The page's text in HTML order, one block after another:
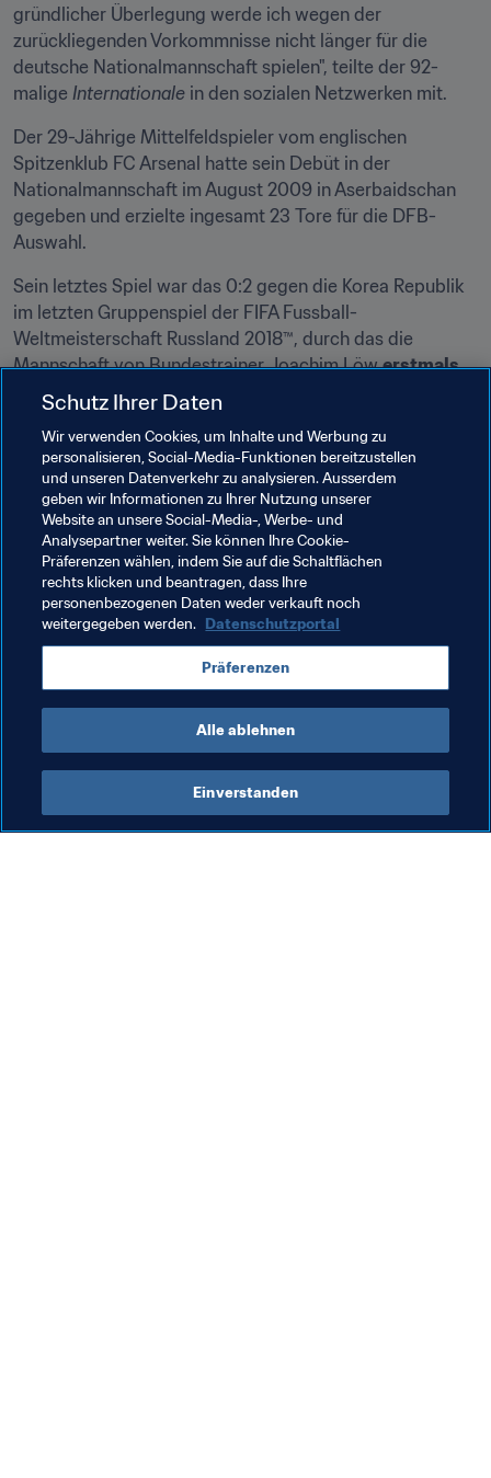
gründlicher Überlegung werde ich wegen der
zurückliegenden Vorkommnisse nicht länger für die
deutsche Nationalmannschaft spielen", teilte der 92-
malige Internationale in den sozialen Netzwerken mit.
Der 29-Jährige Mittelfeldspieler vom englischen
Spitzenklub FC Arsenal hatte sein Debüt in der
Nationalmannschaft im August 2009 in Aserbaidschan
gegeben und erzielte ingesamt 23 Tore für die DFB-
Auswahl.
Sein letztes Spiel war das 0:2 gegen die Korea Republik
im letzten Gruppenspiel der FIFA Fussball-
Weltmeisterschaft Russland 2018™, durch das die
Mannschaft von Bundestrainer Joachim Löw erstmals
in einer WM-Vorrunde ausgeschieden war
Özil war wegen seines Fotos im Mai mit dem türkischen
Präsidenten Recep Tayyip Erdogan scharf kritisiert
worden. Zwei Monate hatte er zu diesem Thema
geschwiegen, am Sonntag bekannte er sich zu dem Bild.
Verwandte Themen
Germany
Schutz Ihrer Daten
Wir verwenden Cookies, um Inhalte und Werbung zu
personalisieren, Social-Media-Funktionen bereitzustellen
und unseren Datenverkehr zu analysieren. Ausserdem
geben wir Informationen zu Ihrer Nutzung unserer
Website an unsere Social-Media-, Werbe- und
Analysepartner weiter. Sie können Ihre Cookie-
Präferenzen wählen, indem Sie auf die Schaltflächen
rechts klicken und beantragen, dass Ihre
personenbezogenen Daten weder verkauft noch
weitergegeben werden. Datenschutzportal
Präferenzen
Alle ablehnen
Einverstanden